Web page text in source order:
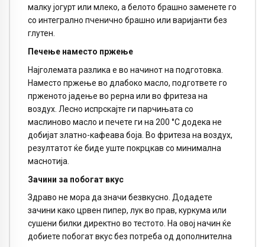
малку јогурт или млеко, а белото брашно заменете го
со интегрално пченично брашно или варијанти без
глутен.
Печење наместо пржење
Најголемата разлика е во начинот на подготовка.
Наместо пржење во длабоко масло, подгответе го
прженото јадење во рерна или во фритеза на
воздух. Лесно испрскајте ги парчињата со
маслиново масло и печете ги на 200 °C додека не
добијат златно-кафеава боја. Во фритеза на воздух,
резултатот ќе биде уште покрцкав со минимална
маснотија.
Зачини за побогат вкус
Здраво не мора да значи безвкусно. Додадете
зачини како црвен пипер, лук во прав, куркума или
сушени билки директно во тестото. На овој начин ќе
добиете побогат вкус без потреба од дополнителна